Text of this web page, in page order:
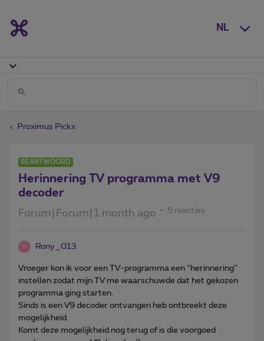
NL
Proximus Pickx
BEANTWOORD
Herinnering TV programma met V9
decoder
Forum|Forum|1 month ago 5 reacties
R Rony_013
Vroeger kon ik voor een TV-programma een “herinnering”
instellen zodat mijn TV me waarschuwde dat het gekozen
programma ging starten.
Sinds is een V9 decoder ontvangen heb ontbreekt deze
mogelijkheid.
Komt deze mogelijkheid nog terug of is die voorgoed